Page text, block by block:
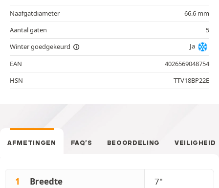
Naafgatdiameter
66.6 mm
Aantal gaten
5
Winter goedgekeurd
Ja
EAN
4026569048754
HSN
TTV18BP22E
AFMETINGEN FAQ’S BEOORDELING VEILIGHEID
1 Breedte 7"